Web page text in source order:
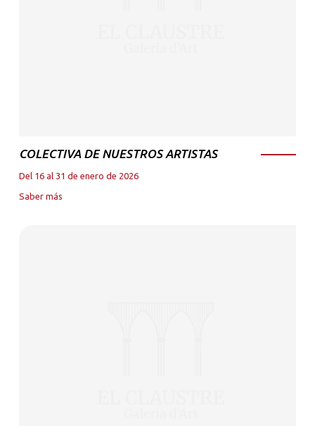
COLECTIVA DE NUESTROS ARTISTAS
Del 16 al 31 de enero de 2026
Saber más